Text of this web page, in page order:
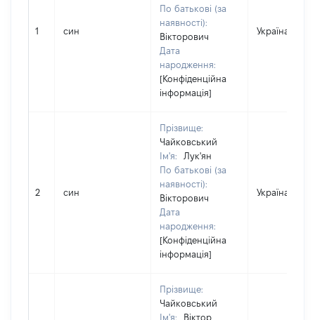
1 син
По батькові (за
наявності):
Вікторович
Дата
народження:
[Конфіденційна
інформація]
Україна
2 син
Прізвище:
Чайковський
Ім'я:
Лук'ян
По батькові (за
наявності):
Вікторович
Дата
народження:
[Конфіденційна
інформація]
Україна
Прізвище:
Чайковський
Ім'я:
Віктор